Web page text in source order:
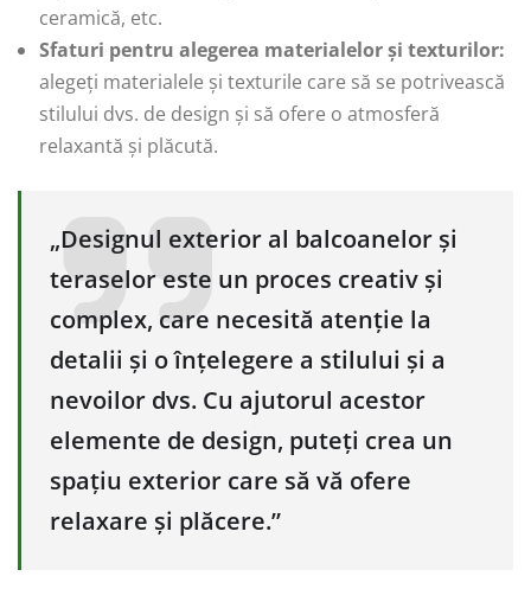
ceramică, etc.
Sfaturi pentru alegerea materialelor și texturilor:
alegeți materialele și texturile care să se potrivească
stilului dvs. de design și să ofere o atmosferă
relaxantă și plăcută.
„Designul exterior al balcoanelor și
teraselor este un proces creativ și
complex, care necesită atenție la
detalii și o înțelegere a stilului și a
nevoilor dvs. Cu ajutorul acestor
elemente de design, puteți crea un
spațiu exterior care să vă ofere
relaxare și plăcere.”